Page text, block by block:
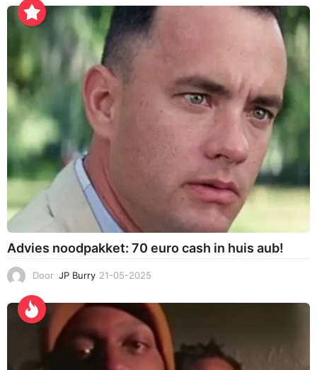
Advies noodpakket: 70 euro cash in huis aub!
Door JP Burry 21-05-2025
-
0
5
-